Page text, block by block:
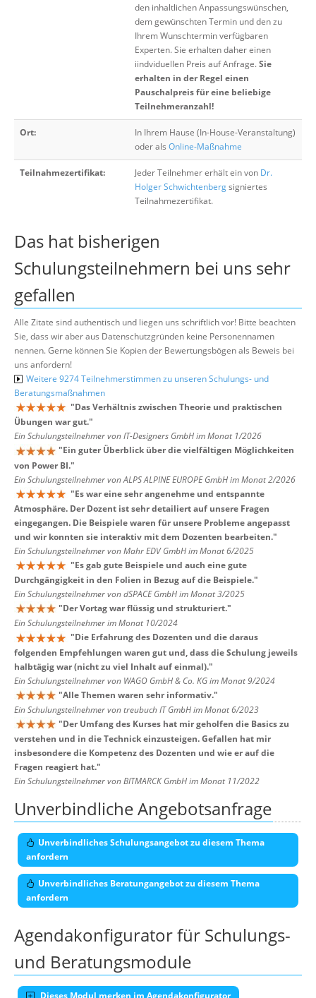
den inhaltlichen Anpassungswünschen,
dem gewünschten Termin und den zu
Ihrem Wunschtermin verfügbaren
Experten. Sie erhalten daher einen
iindviduellen Preis auf Anfrage.Sie
erhalten in der Regel einen
Pauschalpreis für eine beliebige
Teilnehmeranzahl!
Ort:
In Ihrem Hause (In-House-Veranstaltung)
oder als Online-Maßnahme
Teilnahmezertifikat: Jeder Teilnehmer erhält ein von Dr.
Holger Schwichtenbergsigniertes
Teilnahmezertifikat.
Das hat bisherigen
Schulungsteilnehmern bei uns sehr
gefallen
Alle Zitate sind authentisch und liegen uns schriftlich vor! Bitte beachten
Sie, dass wir aber aus Datenschutzgründen keine Personennamen
nennen. Gerne können Sie Kopien der Bewertungsbögen als Beweis bei
uns anfordern!
Weitere 9274 Teilnehmerstimmen zu unseren Schulungs- und
Beratungsmaßnahmen
"Das Verhältnis zwischen Theorie und praktischen
Übungen war gut."
Ein Schulungsteilnehmer von IT-Designers GmbH im Monat 1/2026
"Ein guter Überblick über die vielfältigen Möglichkeiten
von Power BI."
Ein Schulungsteilnehmer von ALPS ALPINE EUROPE GmbH im Monat 2/2026
"Es war eine sehr angenehme und entspannte
Atmosphäre. Der Dozent ist sehr detailiert auf unsere Fragen
eingegangen. Die Beispiele waren für unsere Probleme angepasst
und wir konnten sie interaktiv mit dem Dozenten bearbeiten."
Ein Schulungsteilnehmer von Mahr EDV GmbH im Monat 6/2025
"Es gab gute Beispiele und auch eine gute
Durchgängigkeit in den Folien in Bezug auf die Beispiele."
Ein Schulungsteilnehmer von dSPACE GmbH im Monat 3/2025
"Der Vortag war flüssig und strukturiert."
Ein Schulungsteilnehmer im Monat 10/2024
"Die Erfahrung des Dozenten und die daraus
folgenden Empfehlungen waren gut und, dass die Schulung jeweils
halbtägig war (nicht zu viel Inhalt auf einmal)."
Ein Schulungsteilnehmer von WAGO GmbH & Co. KG im Monat 9/2024
"Alle Themen waren sehr informativ."
Ein Schulungsteilnehmer von treubuch IT GmbH im Monat 6/2023
"Der Umfang des Kurses hat mir geholfen die Basics zu
verstehen und in die Technick einzusteigen. Gefallen hat mir
insbesondere die Kompetenz des Dozenten und wie er auf die
Fragen reagiert hat."
Ein Schulungsteilnehmer von BITMARCK GmbH im Monat 11/2022
Unverbindliche Angebotsanfrage
Unverbindliches Schulungsangebot zu diesem Thema
anfordern
Unverbindliches Beratungangebot zu diesem Thema
anfordern
Agendakonfigurator für Schulungs-
und Beratungsmodule